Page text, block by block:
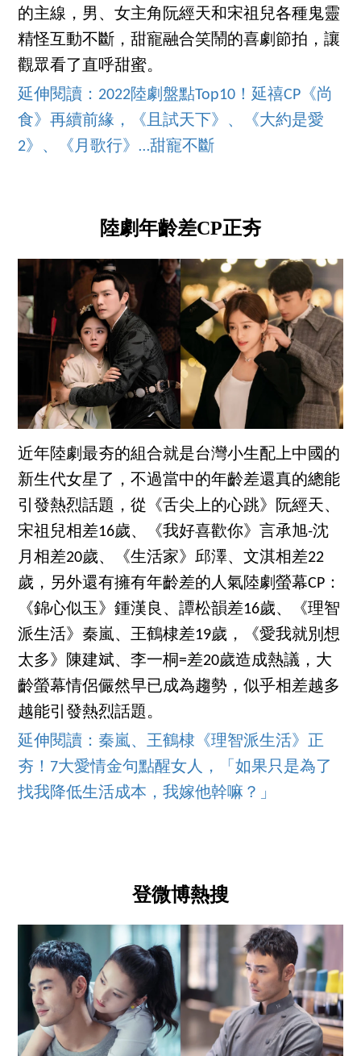
的主線，男、女主角阮經天和宋祖兒各種鬼靈
精怪互動不斷，甜寵融合笑鬧的喜劇節拍，讓
觀眾看了直呼甜蜜。
延伸閱讀：2022陸劇盤點Top10！延禧CP《尚
食》再續前緣，《且試天下》、《大約是愛
2》、《月歌行》…甜寵不斷
陸劇年齡差CP正夯
近年陸劇最夯的組合就是台灣小生配上中國的
新生代女星了，不過當中的年齡差還真的總能
引發熱烈話題，從《舌尖上的心跳》阮經天、
宋祖兒相差16歲、《我好喜歡你》言承旭-沈
月相差20歲、《生活家》邱澤、文淇相差22
歲，另外還有擁有年齡差的人氣陸劇螢幕CP：
《錦心似玉》鍾漢良、譚松韻差16歲、《理智
派生活》秦嵐、王鶴棣差19歲，《愛我就別想
太多》陳建斌、李一桐=差20歲造成熱議，大
齡螢幕情侶儼然早已成為趨勢，似乎相差越多
越能引發熱烈話題。
延伸閱讀：秦嵐、王鶴棣《理智派生活》正
夯！7大愛情金句點醒女人，「如果只是為了
找我降低生活成本，我嫁他幹嘛？」
登微博熱搜